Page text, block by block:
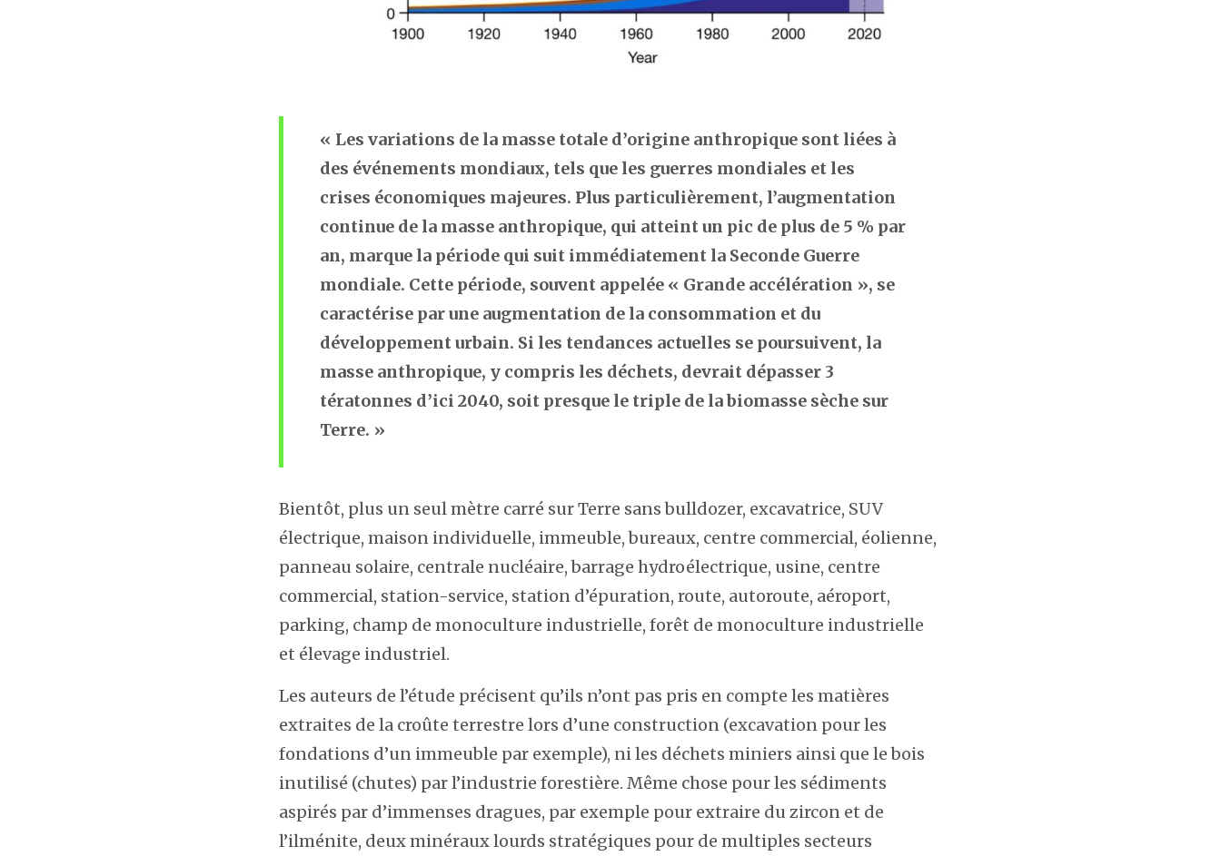
« Les variations de la masse totale d’origine anthropique sont liées à
des événements mondiaux, tels que les guerres mondiales et les
crises économiques majeures. Plus particulièrement, l’augmentation
continue de la masse anthropique, qui atteint un pic de plus de 5 % par
an, marque la période qui suit immédiatement la Seconde Guerre
mondiale. Cette période, souvent appelée « Grande accélération », se
caractérise par une augmentation de la consommation et du
développement urbain. Si les tendances actuelles se poursuivent, la
masse anthropique, y compris les déchets, devrait dépasser 3
tératonnes d’ici 2040, soit presque le triple de la biomasse sèche sur
Terre. »
Bientôt, plus un seul mètre carré sur Terre sans bulldozer, excavatrice, SUV
électrique, maison individuelle, immeuble, bureaux, centre commercial, éolienne,
panneau solaire, centrale nucléaire, barrage hydroélectrique, usine, centre
commercial, station-service, station d’épuration, route, autoroute, aéroport,
parking, champ de monoculture industrielle, forêt de monoculture industrielle
et élevage industriel.
Les auteurs de l’étude précisent qu’ils n’ont pas pris en compte les matières
extraites de la croûte terrestre lors d’une construction (excavation pour les
fondations d’un immeuble par exemple), ni les déchets miniers ainsi que le bois
inutilisé (chutes) par l’industrie forestière. Même chose pour les sédiments
aspirés par d’immenses dragues, par exemple pour extraire du zircon et de
l’ilménite, deux minéraux lourds stratégiques pour de multiples secteurs